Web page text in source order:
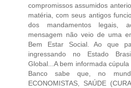
compromissos assumidos
matéria, com seus antigos
dos mandamentos legais,
mensagem não veio de uma
Bem Estar Social. Ao que
ingressando no Estado
Global...A bem informada
Banco sabe que, no
ECONOMISTAS, SAÚDE